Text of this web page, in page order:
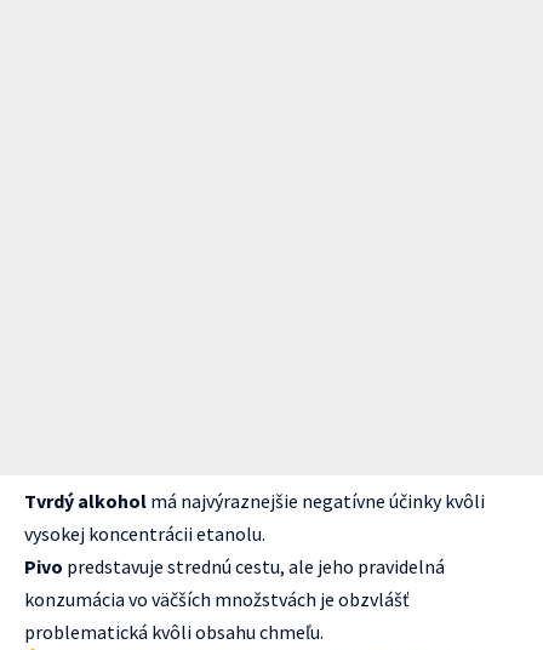
Tvrdý alkohol má najvýraznejšie negatívne účinky kvôli
vysokej koncentrácii etanolu.
Pivo predstavuje strednú cestu, ale jeho pravidelná
konzumácia vo väčších množstvách je obzvlášť
problematická kvôli obsahu chmeľu.